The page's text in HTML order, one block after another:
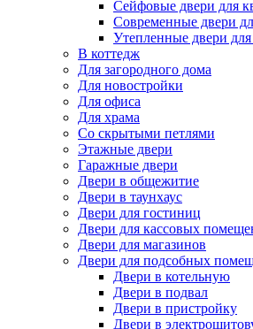
Сейфовые двери для
Современные двери
Утепленные двери
В коттедж
Для загородного дома
Для новостройки
Для офиса
Для храма
Со скрытыми петлями
Этажные двери
Гаражные двери
Двери в общежитие
Двери в таунхаус
Двери для гостиниц
Двери для кассовых
Двери для магазинов
Двери для подсобных
Двери в котельную
Двери в подвал
Двери в пристройку
Двери в